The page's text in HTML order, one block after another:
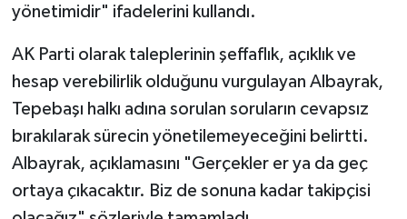
yönetimidir" ifadelerini kullandı.
AK Parti olarak taleplerinin şeffaflık, açıklık ve
hesap verebilirlik olduğunu vurgulayan Albayrak,
Tepebaşı halkı adına sorulan soruların cevapsız
bırakılarak sürecin yönetilemeyeceğini belirtti.
Albayrak, açıklamasını "Gerçekler er ya da geç
ortaya çıkacaktır. Biz de sonuna kadar takipçisi